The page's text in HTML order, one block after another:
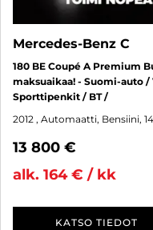
Mercedes-Benz C
180 BE Coupé A Premium
maksuaikaa! - Suomi-auto /
Sporttipenkit / BT /
2012 , Automaatti, Bensiini,
13 800 €
alk. 164 € / kk
KATSO TIEDOT